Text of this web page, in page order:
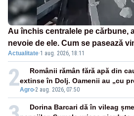
Au închis centralele pe cărbune,
nevoie de ele. Cum se pasează
energetică
Actualitate·1 aug. 2026, 18:11
2Agro-2 aug. 2026, 07:50
Românii rămân fără apă din
extinse în Dolj. Oamenii au „cu
Dorina Barcari dă în vileag